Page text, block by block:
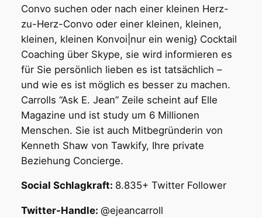
Convo suchen oder nach einer kleinen Herz-
zu-Herz-Convo oder einer kleinen, kleinen,
kleinen, kleinen Konvoi|nur ein wenig} Cocktail
Coaching über Skype, sie wird informieren es
für Sie persönlich lieben es ist tatsächlich –
und wie es ist möglich es besser zu machen.
Carrolls “Ask E. Jean” Zeile scheint auf Elle
Magazine und ist study um 6 Millionen
Menschen. Sie ist auch Mitbegründerin von
Kenneth Shaw von Tawkify, Ihre private
Beziehung Concierge.
Social Schlagkraft: 8.835+ Twitter Follower
Twitter-Handle: @ejeancarroll